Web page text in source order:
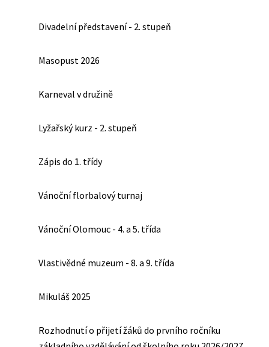
Divadelní představení - 2. stupeň
Masopust 2026
Karneval v družině
Lyžařský kurz - 2. stupeň
Zápis do 1. třídy
Vánoční florbalový turnaj
Vánoční Olomouc - 4. a 5. třída
Vlastivědné muzeum - 8. a 9. třída
Mikuláš 2025
Rozhodnutí o přijetí žáků do prvního ročníku